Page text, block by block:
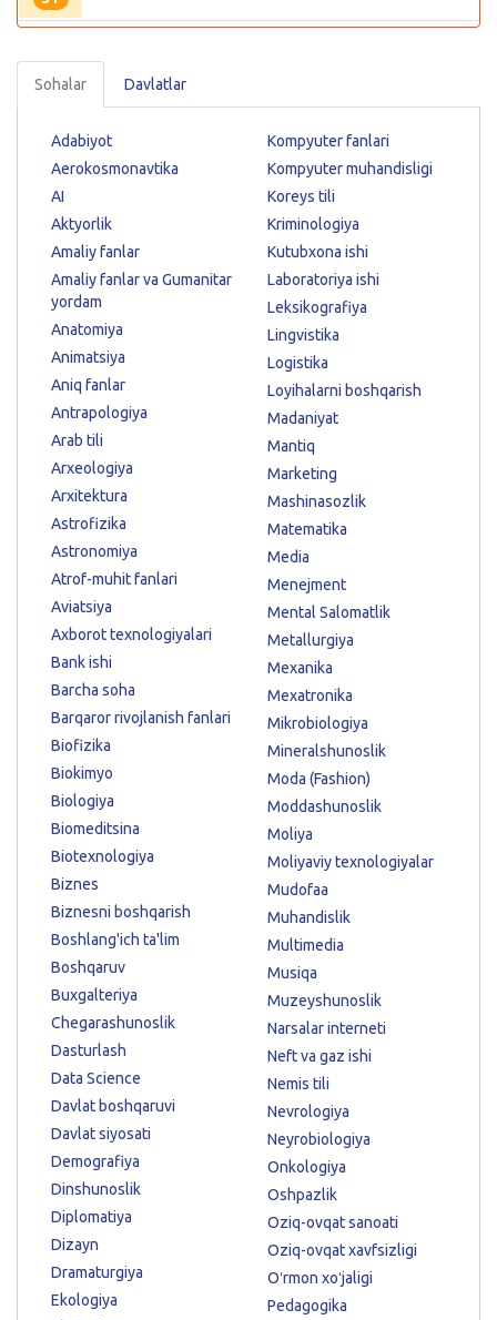
Sohalar Davlatlar
Adabiyot
Aerokosmonavtika
AI
Aktyorlik
Amaliy fanlar
Amaliy fanlar va Gumanitar
yordam
Anatomiya
Animatsiya
Aniq fanlar
Antrapologiya
Arab tili
Arxeologiya
Arxitektura
Astrofizika
Astronomiya
Atrof-muhit fanlari
Aviatsiya
Axborot texnologiyalari
Bank ishi
Barcha soha
Barqaror rivojlanish fanlari
Biofizika
Biokimyo
Biologiya
Biomeditsina
Biotexnologiya
Biznes
Biznesni boshqarish
Boshlang'ich ta'lim
Boshqaruv
Buxgalteriya
Chegarashunoslik
Dasturlash
Data Science
Davlat boshqaruvi
Davlat siyosati
Demografiya
Dinshunoslik
Diplomatiya
Dizayn
Dramaturgiya
Ekologiya
Kompyuter fanlari
Kompyuter muhandisligi
Koreys tili
Kriminologiya
Kutubxona ishi
Laboratoriya ishi
Leksikografiya
Lingvistika
Logistika
Loyihalarni boshqarish
Madaniyat
Mantiq
Marketing
Mashinasozlik
Matematika
Media
Menejment
Mental Salomatlik
Metallurgiya
Mexanika
Mexatronika
Mikrobiologiya
Mineralshunoslik
Moda (Fashion)
Moddashunoslik
Moliya
Moliyaviy texnologiyalar
Mudofaa
Muhandislik
Multimedia
Musiqa
Muzeyshunoslik
Narsalar interneti
Neft va gaz ishi
Nemis tili
Nevrologiya
Neyrobiologiya
Onkologiya
Oshpazlik
Oziq-ovqat sanoati
Oziq-ovqat xavfsizligi
Oʻrmon xoʻjaligi
Pedagogika